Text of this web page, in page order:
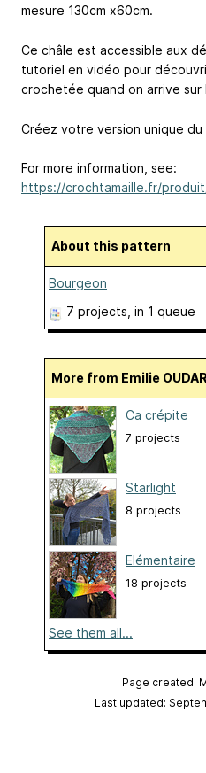
mesure 130cm x60cm.
Ce châle est accessible aux
tutoriel en vidéo pour
crochetée quand on arrive sur
Créez votre version unique du
For more information, see:
https://crochtamaille.fr/
About this pattern
Bourgeon
7 projects , in 1 queue
More from Emilie
Ca crépite
7 projects
Starlight
8 projects
Elémentaire
18 projects
See them all...
Page created:
Last updated: